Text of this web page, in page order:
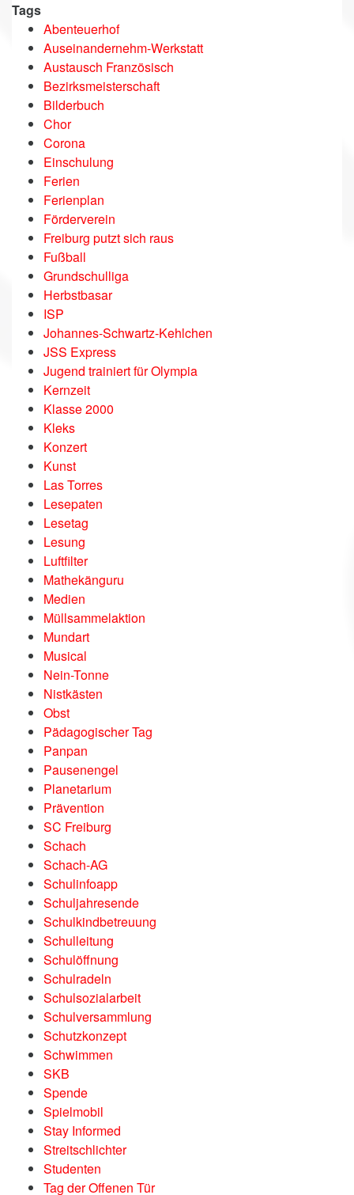
Tags
Abenteuerhof
Auseinandernehm-Werkstatt
Austausch Französisch
Bezirksmeisterschaft
Bilderbuch
Chor
Corona
Einschulung
Ferien
Ferienplan
Förderverein
Freiburg putzt sich raus
Fußball
Grundschulliga
Herbstbasar
ISP
Johannes-Schwartz-Kehlchen
JSS Express
Jugend trainiert für Olympia
Kernzeit
Klasse 2000
Kleks
Konzert
Kunst
Las Torres
Lesepaten
Lesetag
Lesung
Luftfilter
Mathekänguru
Medien
Müllsammelaktion
Mundart
Musical
Nein-Tonne
Nistkästen
Obst
Pädagogischer Tag
Panpan
Pausenengel
Planetarium
Prävention
SC Freiburg
Schach
Schach-AG
Schulinfoapp
Schuljahresende
Schulkindbetreuung
Schulleitung
Schulöffnung
Schulradeln
Schulsozialarbeit
Schulversammlung
Schutzkonzept
Schwimmen
SKB
Spende
Spielmobil
Stay Informed
Streitschlichter
Studenten
Tag der Offenen Tür